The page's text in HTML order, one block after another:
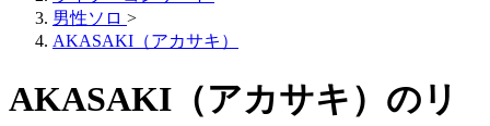
男性ソロ >
AKASAKI（アカサキ）
AKASAKI（アカサキ）のリ